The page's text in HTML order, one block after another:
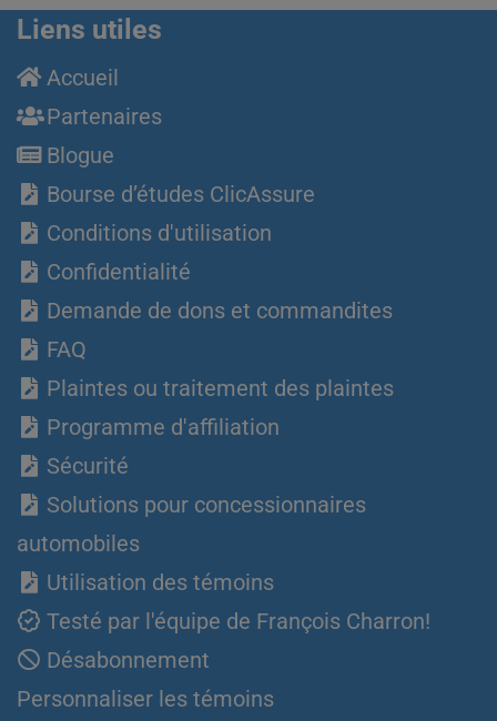
Liens utiles
Accueil
Partenaires
Blogue
Bourse d’études ClicAssure
Conditions d'utilisation
Confidentialité
Demande de dons et commandites
FAQ
Plaintes ou traitement des plaintes
Programme d'affiliation
Sécurité
Solutions pour concessionnaires
automobiles
Utilisation des témoins
Testé par l'équipe de François Charron!
Désabonnement
Personnaliser les témoins